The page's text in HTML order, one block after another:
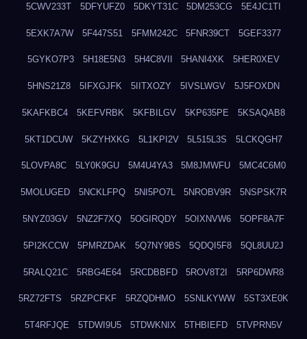
5CWV233T 5DFYUFZ0 5DKYT31C 5DM253CG 5E4JC1TI
5EXK7A7W 5F447S51 5FMM242C 5FNR39CT 5GEF3377
5GYKO7P3 5H18E5N3 5H4C8VII 5HANI4XK 5HER0XEV
5HNS21Z8 5IFXGJFK 5IITXOZY 5IVSLWGV 5J5FOXDN
5KAFKBC4 5KEFVRBK 5KFBILGV 5KP635PE 5KSAQAB8
5KT1DCUW 5KZYHXKG 5L1KPI2V 5L515L3S 5LCKQGH7
5LOVPA8C 5LY0K9GU 5M4U4YA3 5M8JMWFU 5MC4C6M0
5MOLUGED 5NCKLFPQ 5NI5PO7L 5NROBV9R 5NSPSK7R
5NYZ03GV 5NZ2F7XQ 5OGIRQDY 5OIXNVW6 5OPF8A7F
5PI2KCCW 5PMRZDAK 5Q7NY9BS 5QDQI5F8 5QL8UU2J
5RALQ21C 5RBG4E64 5RCDBBFD 5ROV8T2I 5RP6DWR8
5RZ72FTS 5RZPCFKF 5RZQDHMO 5SNLKYWW 5ST3XE0K
5T4RFJQE 5TDWI9U5 5TDWKNIX 5THBIEFD 5TVPRN5V